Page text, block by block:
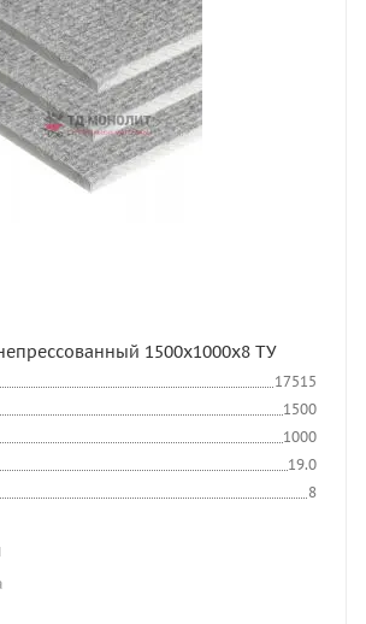
1500x1000x8 ТУ
17515
1500
1000
19.0
8